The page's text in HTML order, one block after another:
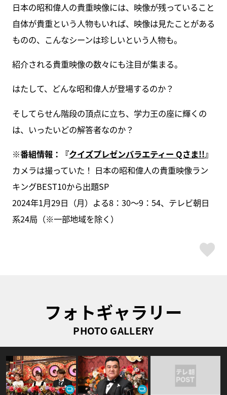
日本の昭和偉人の貴重映像には、映像が残っていること
自体が貴重という人物もいれば、映像は見たことがある
ものの、こんなシーンは珍しいという人物も。
紹介される貴重映像の数々にも注目が集まる。
はたして、どんな昭和偉人が登場するのか？
そしてらせん階段の頂点に立ち、学力王の座に輝くの
は、いったいどの解答者なのか？
※番組情報：『クイズプレゼンバラエティー Qさま!!』
カメラは撮っていた！ 日本の昭和偉人の貴重映像ラン
キングBEST10から出題SP
2024年1月29日（月）よる8：30～9：54、テレビ朝日
系24局（※一部地域を除く）
フォトギャラリー
PHOTO GALLERY